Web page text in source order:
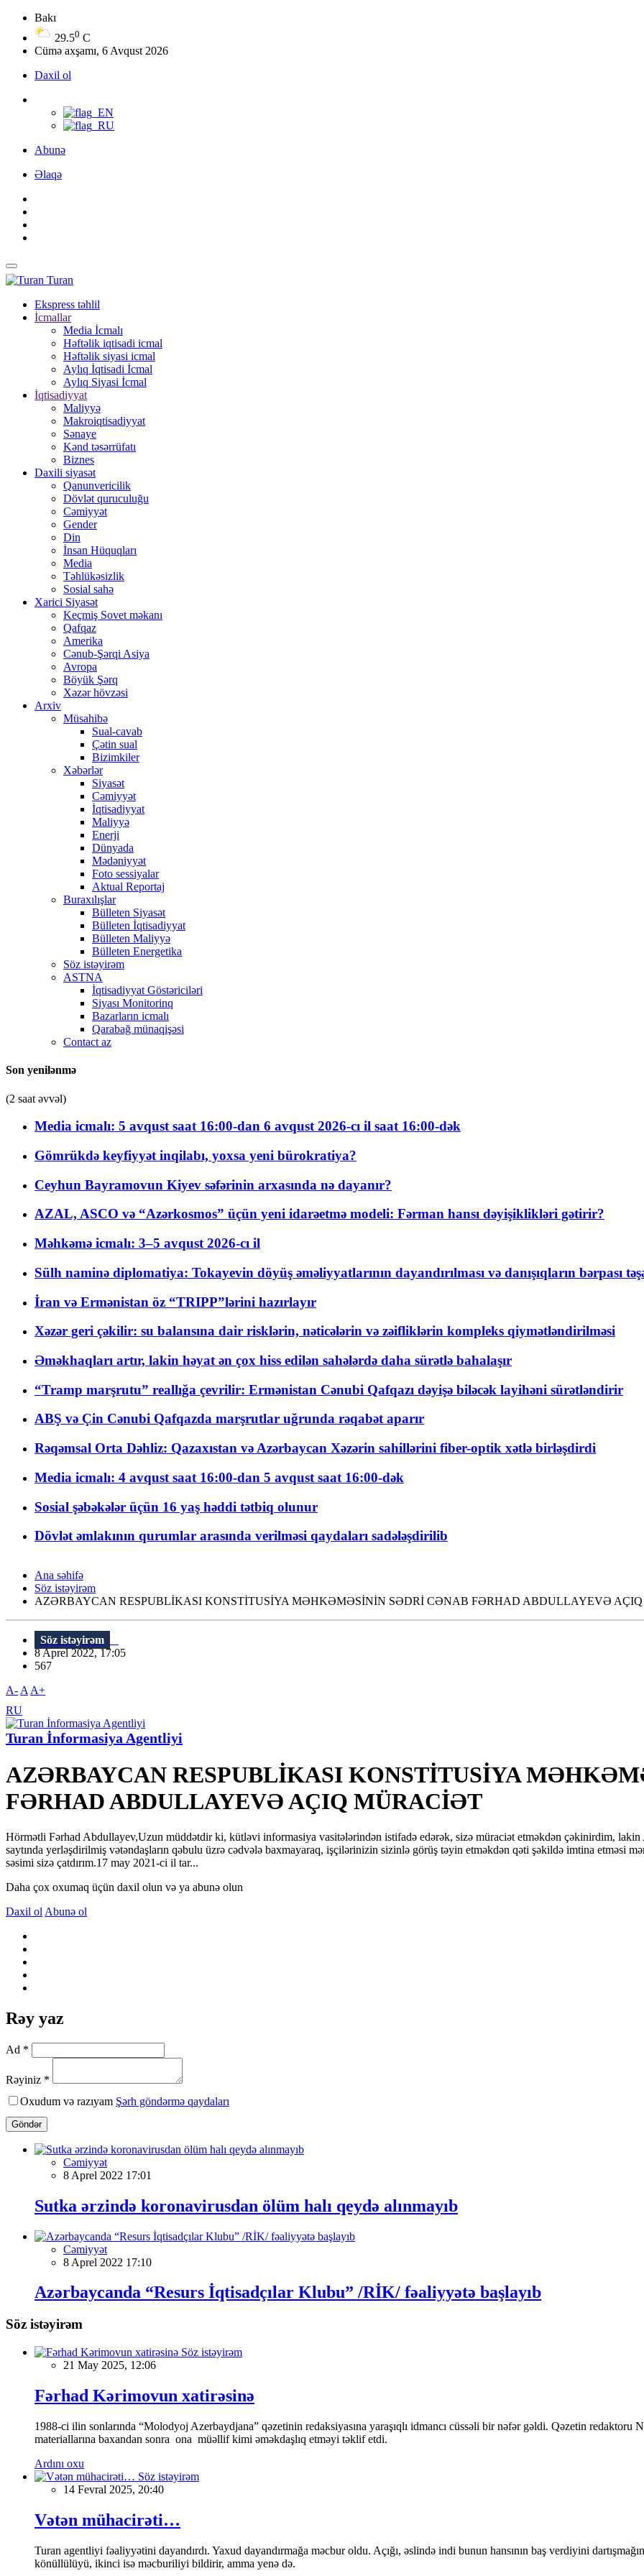
Bakı
29.50 C
Cümə axşamı, 6 Avqust 2026
Daxil ol
Abunə
Əlaqə
Turan
Ekspress təhlil
İcmallar
Media İcmalı
Həftəlik iqtisadi icmal
Həftəlik siyasi icmal
Aylıq İqtisadi İcmal
Aylıq Siyasi İcmal
İqtisadiyyat
Maliyyə
Makroiqtisadiyyat
Sənaye
Kənd təsərrüfatı
Biznes
Daxili siyasət
Qanunvericilik
Dövlət quruculuğu
Cəmiyyət
Gender
Din
İnsan Hüquqları
Media
Təhlükəsizlik
Sosial sahə
Xarici Siyasət
Keçmiş Sovet məkanı
Qafqaz
Amerika
Cənub-Şərqi Asiya
Avropa
Böyük Şərq
Xəzər hövzəsi
Arxiv
Müsahibə
Sual-cavab
Çətin sual
Bizimkiler
Xəbərlər
Siyasət
Cəmiyyət
İqtisadiyyat
Maliyyə
Enerji
Dünyada
Mədəniyyət
Foto sessiyalar
Aktual Reportaj
Buraxılışlar
Bülleten Siyasət
Bülleten İqtisadiyyat
Bülleten Maliyyə
Bülleten Energetika
Söz istəyirəm
ASTNA
İqtisadiyyat Göstəriciləri
Siyası Monitorinq
Bazarların icmalı
Qarabağ münaqişəsi
Contact az
Son yenilənmə
(2 saat əvvəl)
Media icmalı: 5 avqust saat 16:00-dan 6 avqust 2026-cı il saat 16:00-dək
Gömrükdə keyfiyyət inqilabı, yoxsa yeni bürokratiya?
Ceyhun Bayramovun Kiyev səfərinin arxasında nə dayanır?
AZAL, ASCO və “Azərkosmos” üçün yeni idarəetmə modeli: Fərman hansı dəyişiklikləri gətirir?
Məhkəmə icmalı: 3–5 avqust 2026-cı il
Sülh naminə diplomatiya: Tokayevin döyüş əməliyyatlarının dayandırılması və danışıqların bərpası
İran və Ermənistan öz “TRIPP”lərini hazırlayır
Xəzər geri çəkilir: su balansına dair risklərin, nəticələrin və zəifliklərin kompleks qiymətləndirilməsi
Əməkhaqları artır, lakin həyat ən çox hiss edilən sahələrdə daha sürətlə bahalaşır
“Tramp marşrutu” reallığa çevrilir: Ermənistan Cənubi Qafqazı dəyişə biləcək layihəni sürətləndirir
ABŞ və Çin Cənubi Qafqazda marşrutlar uğrunda rəqabət aparır
Rəqəmsal Orta Dəhliz: Qazaxıstan və Azərbaycan Xəzərin sahillərini fiber-optik xətlə birləşdirdi
Media icmalı: 4 avqust saat 16:00-dan 5 avqust saat 16:00-dək
Sosial şəbəkələr üçün 16 yaş həddi tətbiq olunur
Dövlət əmlakının qurumlar arasında verilməsi qaydaları sadələşdirilib
Ana səhifə
Söz istəyirəm
AZƏRBAYCAN RESPUBLİKASI KONSTİTUSİYA MƏHKƏMƏSİNİN SƏDRİ CƏNAB FƏRHAD ABDULLAYEVƏ
Söz istəyirəm
8 Aprel 2022, 17:05
567
A- A A+
RU
Turan İnformasiya Agentliyi
AZƏRBAYCAN RESPUBLİKASI KONSTİTUSİYA
FƏRHAD ABDULLAYEVƏ AÇIQ MÜRACİƏT
Hörmətli Fərhad Abdullayev,Uzun müddətdir ki, kütləvi informasiya vasitələrindən istifadə edərək, sizə müraciət etməkdən çəkinirdim,
saytında yerləşdirilmiş vətəndaşların qəbulu üzrə cədvələ baxmayaraq, işçilərinizin sizinlə görüş təyin etməkdən qəti şəkildə imtina etməsi
səsimi sizə çatdırım.17 may 2021-ci il tar...
Daha çox oxumaq üçün daxil olun və ya abunə olun
Daxil ol Abunə ol
Rəy yaz
Ad *
Rəyiniz *
Oxudum və razıyam Şərh göndərmə qaydaları
Göndər
Cəmiyyət
8 Aprel 2022 17:01
Sutka ərzində koronavirusdan ölüm halı qeydə alınmayıb
Cəmiyyət
8 Aprel 2022 17:10
Azərbaycanda “Resurs İqtisadçılar Klubu” /RİK/ fəaliyyətə başlayıb
Söz istəyirəm
Söz istəyirəm
21 May 2025, 12:06
Fərhad Kərimovun xatirəsinə
1988-ci ilin sonlarında “Molodyoj Azerbaydjana” qəzetinin redaksiyasına yaraşıqlı idmancı cüssəli bir nəfər gəldi. Qəzetin
materiallarına baxandan sonra ona müəllif kimi əməkdaşlıq etməyi təklif etdi.
Ardını oxu
Söz istəyirəm
14 Fevral 2025, 20:40
Vətən mühacirəti…
Turan agentliyi fəaliyyətini dayandırdı. Yaxud dayandırmağa məcbur oldu. Açığı, əslində indi bunun hansının baş verdiyini
könüllülüyü, ikinci isə məcburiliyi bildirir, amma yenə də.